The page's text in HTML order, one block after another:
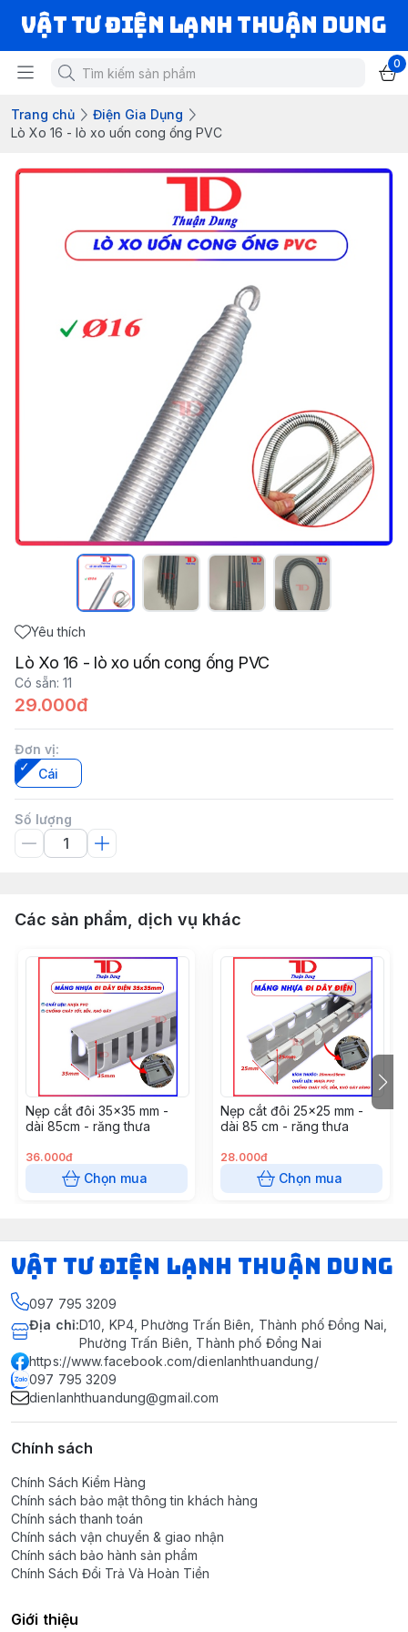
VẬT TƯ ĐIỆN LẠNH THUẬN DUNG
0
Trang chủ
Điện Gia Dụng
Lò Xo 16 - lò xo uốn cong ống PVC
Yêu thích
Lò Xo 16 - lò xo uốn cong ống PVC
Có sẵn: 11
29.000đ
Đơn vị:
Cái
Số lượng
Các sản phẩm, dịch vụ khác
Nẹp cắt đôi 35x35 mm -
dài 85cm - răng thưa
36.000đ
Chọn mua
Nẹp cắt đôi 25x25 mm -
dài 85 cm - răng thưa
28.000đ
Chọn mua
VẬT TƯ ĐIỆN LẠNH THUẬN DUNG
097 795 3209
Địa chỉ:D10, KP4, Phường Trấn Biên, Thành phố Đồng Nai,
Phường Trấn Biên, Thành phố Đồng Nai
https://www.facebook.com/dienlanhthuandung/
097 795 3209
dienlanhthuandung@gmail.com
Chính sách
Chính Sách Kiểm Hàng
Chính sách bảo mật thông tin khách hàng
Chính sách thanh toán
Chính sách vận chuyển & giao nhận
Chính sách bảo hành sản phẩm
Chính Sách Đổi Trả Và Hoàn Tiền
Giới thiệu